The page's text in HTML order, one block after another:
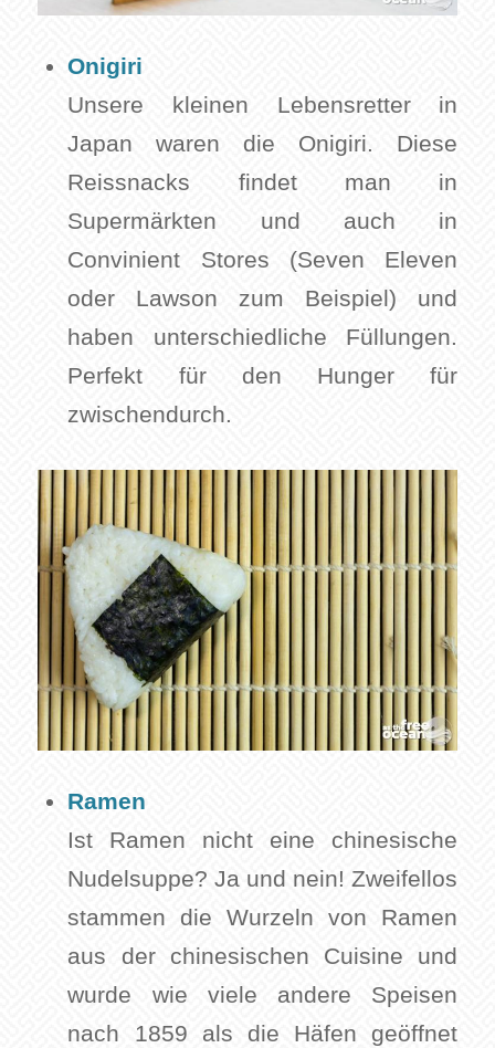
Onigiri
Unsere kleinen Lebensretter in
Japan waren die Onigiri. Diese
Reissnacks findet man in
Supermärkten und auch in
Convinient Stores (Seven Eleven
oder Lawson zum Beispiel) und
haben unterschiedliche Füllungen.
Perfekt für den Hunger für
zwischendurch.
Ramen
Ist Ramen nicht eine chinesische
Nudelsuppe? Ja und nein! Zweifellos
stammen die Wurzeln von Ramen
aus der chinesischen Cuisine und
wurde wie viele andere Speisen
nach 1859 als die Häfen geöffnet